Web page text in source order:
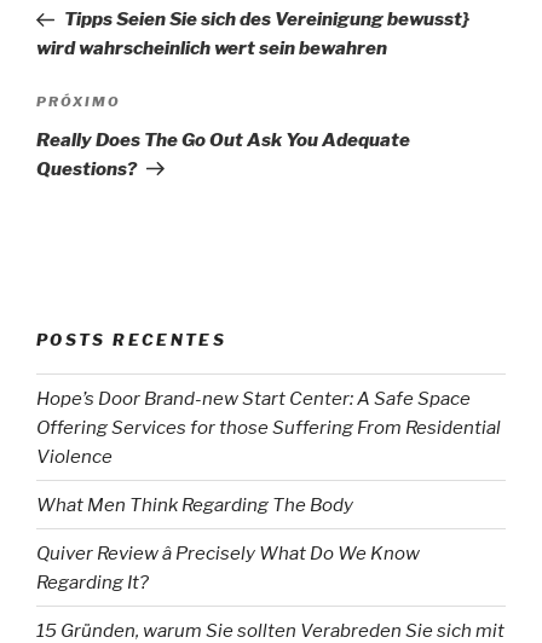
Post
anterior
Tipps Seien Sie sich des Vereinigung bewusst}
wird wahrscheinlich wert sein bewahren
Próximo
post
PRÓXIMO
Really Does The Go Out Ask You Adequate
Questions?
POSTS RECENTES
Hope’s Door Brand-new Start Center: A Safe Space
Offering Services for those Suffering From Residential
Violence
What Men Think Regarding The Body
Quiver Review â Precisely What Do We Know
Regarding It?
15 Gründen, warum Sie sollten Verabreden Sie sich mit